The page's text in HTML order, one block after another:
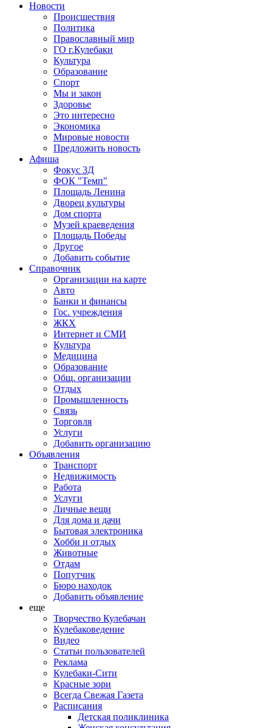
Новости
Происшествия
Политика
Православный мир
ГО г.Кулебаки
Культура
Образование
Спорт
Мы и закон
Здоровье
Это интересно
Экономика
Мировые новости
Предложить новость
Афиша
Фокус 3Д
ФОК "Темп"
Площадь Ленина
Дворец культуры
Дом спорта
Музей краеведения
Площадь Победы
Другое
Добавить событие
Справочник
Организации на карте
Авто
Банки и финансы
Гос. учреждения
ЖКХ
Интернет и СМИ
Культура
Медицина
Образование
Общ. организации
Отдых
Промышленность
Связь
Торговля
Услуги
Добавить организацию
Объявления
Транспорт
Недвижимость
Работа
Услуги
Личные вещи
Для дома и дачи
Бытовая электроника
Хобби и отдых
Животные
Отдам
Попутчик
Бюро находок
Добавить объявление
еще
Творчество Кулебачан
Кулебаковедение
Видео
Статьи пользователей
Реклама
Кулебаки-Сити
Красные зори
Всегда Свежая Газета
Расписания
Детская поликлиника